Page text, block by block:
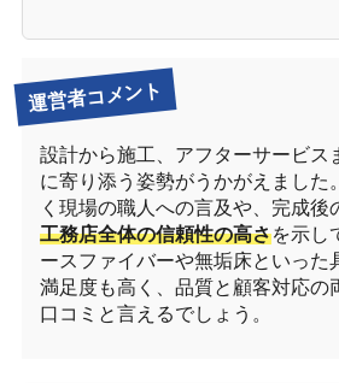
運営者コメント
設計から施工、アフターサービス
に寄り添う姿勢がうかがえました
く現場の職人への言及や、完成後
工務店全体の信頼性の高さを示し
ースファイバーや無垢床といった
満足度も高く、品質と顧客対応の
口コミと言えるでしょう。